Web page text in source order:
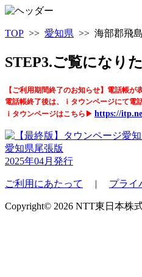
TOP >> 愛知県 >> 海部郡飛
STEP3.ご覧になり
【ご利用期間終了のお知らせ】電話帳が
電話帳終了後は、ｉタウンページにて電
ｉタウンページはこちら▶ https://
愛知県尾張版
2025年04月発行
ご利用にあたって | プライ
Copyright© 2026 NTT東日本株